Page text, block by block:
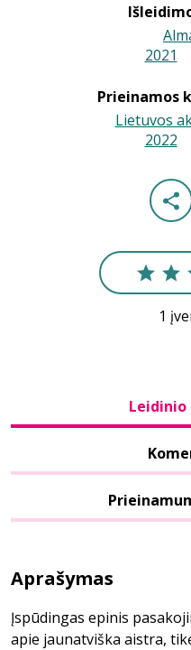
2021
Prieinamos
Lietuvos
2022
1
Aprašymas
Įspūdingas epinis
apie jaunatviška aistra,